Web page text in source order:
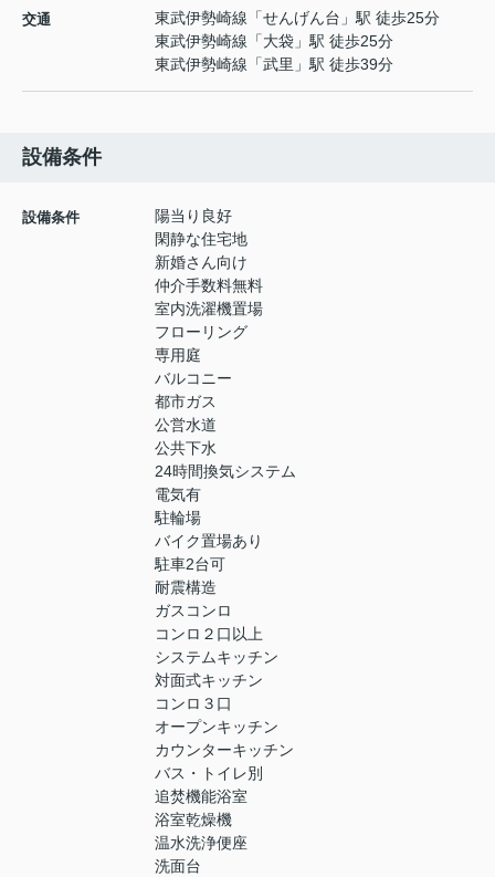
交通 東武伊勢崎線 「せんげん台 」駅 徒歩25分
東武伊勢崎線 「大袋 」駅 徒歩25分
東武伊勢崎線 「武里 」駅 徒歩39分
設備条件
設備条件
陽当り良好
閑静な住宅地
新婚さん向け
仲介手数料無料
室内洗濯機置場
フローリング
専用庭
バルコニー
都市ガス
公営水道
公共下水
24時間換気システム
電気有
駐輪場
バイク置場あり
駐車2台可
耐震構造
ガスコンロ
コンロ２口以上
システムキッチン
対面式キッチン
コンロ３口
オープンキッチン
カウンターキッチン
バス・トイレ別
追焚機能浴室
浴室乾燥機
温水洗浄便座
洗面台